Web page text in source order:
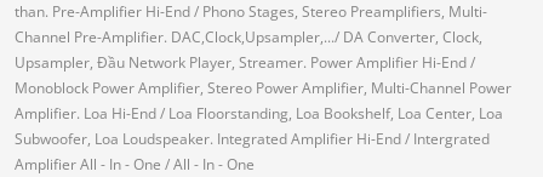
than. Pre-Amplifier Hi-End/ Phono Stages, Stereo Preamplifiers, Multi-
Channel Pre-Amplifier. DAC,Clock,Upsampler,.../ DA Converter, Clock,
Upsampler, Đầu Network Player, Streamer. Power Amplifier Hi-End/
Monoblock Power Amplifier, Stereo Power Amplifier, Multi-Channel Power
Amplifier. Loa Hi-End/ Loa Floorstanding, Loa Bookshelf, Loa Center, Loa
Subwoofer, Loa Loudspeaker. Integrated Amplifier Hi-End/ Intergrated
AmplifierAll - In - One / All - In - One